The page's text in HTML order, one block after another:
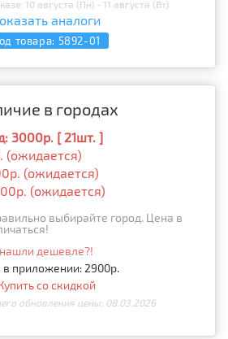
10 августа (Пн) - 11 августа (Вт)
аналоги
товара: 5892-01
в городах
3000р. [ 21шт. ]
(ожидается)
(ожидается)
(ожидается)
выбирайте город. Цена в
нашли дешевле?!
в приложении: 2900р.
со скидкой
обновления цены: 08.03.2026